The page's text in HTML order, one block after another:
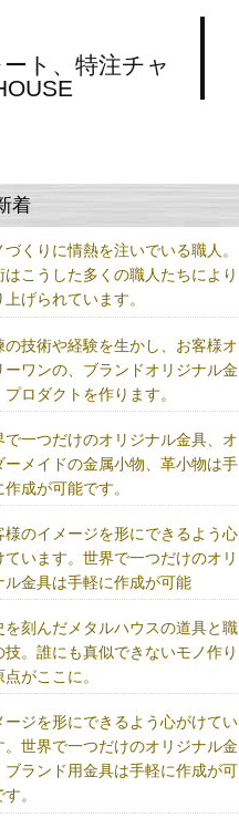
ト、特注チャ
着
づくりに情熱を注いでいる職人。
はこうした多くの職人たちにより
上げられています。
の技術や経験を生かし、お客様オ
ーワンの、ブランドオリジナル金
プロダクトを作ります。
で一つだけのオリジナル金具、オ
ーメイドの金属小物、革小物は手
作成が可能です。
様のイメージを形にできるよう心
ています。世界で一つだけのオリ
ル金具は手軽に作成が可能
を刻んだメタルハウスの道具と職
技。誰にも真似できないモノ作り
点がここに。
ージを形にできるよう心がけてい
。世界で一つだけのオリジナル金
ブランド用金具は手軽に作成が可
。